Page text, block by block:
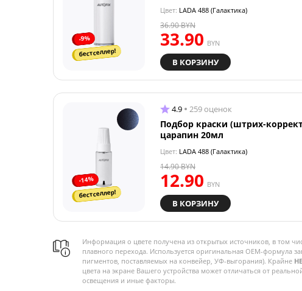
-9%
бестселлер!
Цвет: LADA 488 (Галактика)
33.90 BYN
36.90BYN
В КОРЗИНУ
-14%
бестселлер!
4.9 259 оценок
Подбор краски (штрих-
царапин 20мл
Цвет: LADA 488 (Галактика)
12.90 BYN
14.90BYN
В КОРЗИНУ
Информация о цвете получена из открытых источников, в том
плавного перехода. Используется оригинальная OEM-формула
пигментов, поставляемых на конвейер, УФ-выгорания). Крайне
цвета на экране Вашего устройства может отличаться от
освещения и иные факторы.